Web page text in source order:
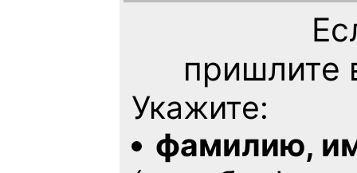
пришлите
Укажите:
фамилию,